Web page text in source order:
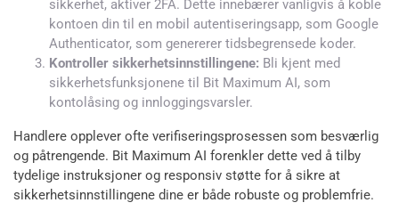
sikkerhet, aktiver 2FA. Dette innebærer vanligvis å koble
kontoen din til en mobil autentiseringsapp, som Google
Authenticator, som genererer tidsbegrensede koder.
Kontroller sikkerhetsinnstillingene: Bli kjent med
sikkerhetsfunksjonene til Bit Maximum AI, som
kontolåsing og innloggingsvarsler.
Handlere opplever ofte verifiseringsprosessen som besværlig
og påtrengende. Bit Maximum AI forenkler dette ved å tilby
tydelige instruksjoner og responsiv støtte for å sikre at
sikkerhetsinnstillingene dine er både robuste og problemfrie.